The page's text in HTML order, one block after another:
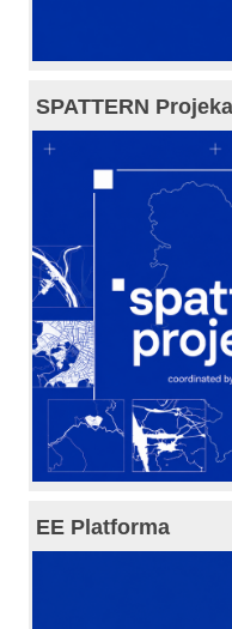
SPATTERN
EE Platforma